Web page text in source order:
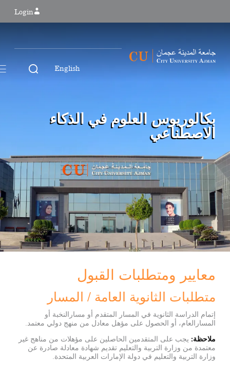
Login
English
بكالوريوس العلوم في الذكاء
الاصطناعي
معايير ومتطلبات القبول
متطلبات الثانوية العامة / المسار
إتمام الدراسة الثانوية في المسار المتقدم أو مسارالنخبة أو
المسارالعام، أو الحصول على مؤهل معادل من منهج دولي معتمد.
ملاحظة: يجب على المتقدمين الحاصلين على مؤهلات من مناهج غير
معتمدة من وزارة التربية والتعليم تقديم شهادة معادلة صادرة عن
وزارة التربية والتعليم في دولة الإمارات العربية المتحدة.